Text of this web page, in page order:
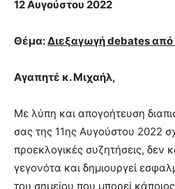
12 Αυγούστου 2022
Θέμα:Διεξαγωγήdebatesαπό
Αγαπητέ κ. Μιχαήλ,
Με λύπη και απογοήτευση
σας της 11ης Αυγούστου 2022
προεκλογικές συζητήσεις, δεν
γεγονότα και δημιουργεί
του σημείου που μπορεί κάποιος